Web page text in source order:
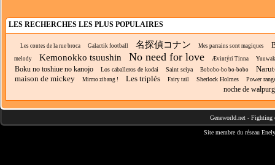
LES RECHERCHES LES PLUS POPULAIRES
Les contes de la rue broca Galactik football 名探偵コナン Mes parrains sont magiques
melody Kemonokko tsuushin No need for love Ævintýri Tinna
Boku no toshiue no kanojo Los caballeros de kodai Saint seiya Bobobo-bo bo-bobo
maison de mickey
Mirmo zibang ! Les triplés Fairy tail Sherlock Holmes Power
noche de
Geneworld.net - Fighting
Site membre du réseau